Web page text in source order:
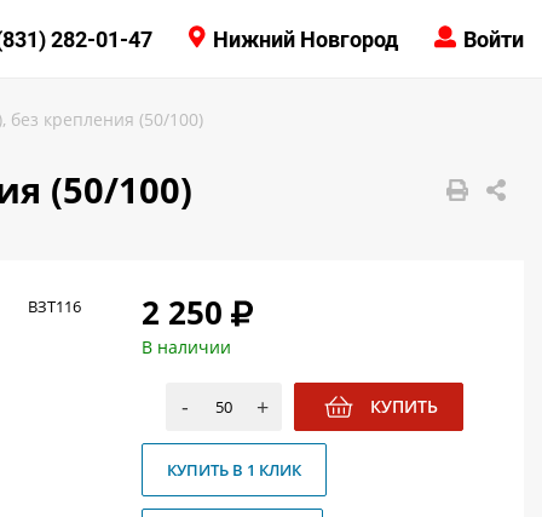
КОНТАКТЫ282-01-47 Нижний Новгород Войти
без крепления (50/100)
(50/100)
ВЗТ116 2 250
В наличии
- + КУПИТЬ
КУПИТЬ В 1 КЛИК